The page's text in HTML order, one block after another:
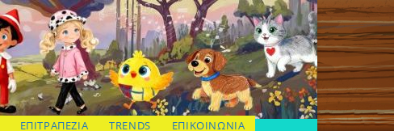
ΕΠΙΤΡΑΠΕΖΙΑ TRENDS ΕΠΙΚΟΙΝΩΝΙΑ